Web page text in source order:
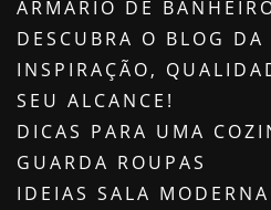
ARMÁRIO DE
DESCUBRA O BLOG
INSPIRAÇÃO,
SEU ALCANCE!
DICAS PARA UMA
GUARDA ROUPAS
IDEIAS SALA MODERNA